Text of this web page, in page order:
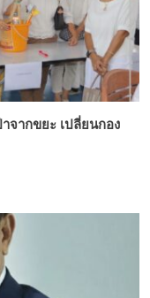
จากขยะ เปลี่ยนกอง